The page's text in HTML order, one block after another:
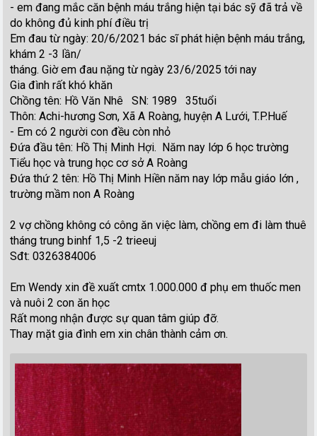
- em đang mắc căn bệnh máu trắng hiện tại bác sỹ đã trả về
do không đủ kinh phí điều trị
Em đau từ ngày: 20/6/2021 bác sĩ phát hiện bệnh máu trắng,
khám 2 -3 lần/
tháng. Giờ em đau nặng từ ngày 23/6/2025 tới nay
Gia đình rất khó khăn
Chồng tên: Hồ Văn Nhê SN: 1989 35tuổi
Thôn: Achi-hương Sơn, Xã A Roàng, huyện A Lưới, T.P.Huế
- Em có 2 người con đều còn nhỏ
Đứa đầu tên: Hồ Thị Minh Hợi. Năm nay lớp 6 học trường
Tiểu học và trung học cơ sở A Roàng
Đứa thứ 2 tên: Hồ Thị Minh Hiền năm nay lớp mẫu giáo lớn ,
trường mầm non A Roàng
2 vợ chồng không có công ăn việc làm, chồng em đi làm thuê
tháng trung binhf 1,5 -2 trieeuj
Sđt: 0326384006
Em Wendy xin đề xuất cmtx 1.000.000 đ phụ em thuốc men
và nuôi 2 con ăn học
Rất mong nhận được sự quan tâm giúp đỡ.
Thay mặt gia đình em xin chân thành cảm ơn.